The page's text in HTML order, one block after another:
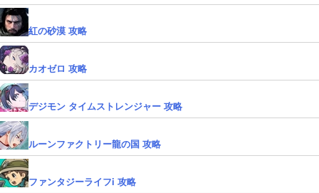
紅の砂漠 攻略
カオゼロ 攻略
デジモン タイムストレンジャー 攻略
ルーンファクトリー龍の国 攻略
ファンタジーライフi 攻略